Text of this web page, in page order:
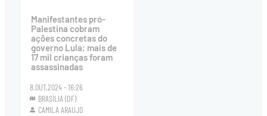
Manifestantes pró-
Palestina cobram
ações concretas do
governo Lula; mais de
17 mil crianças foram
assassinadas
8.OUT.2024 - 16:26
BRASÍLIA (DF)
CAMILA ARAUJO